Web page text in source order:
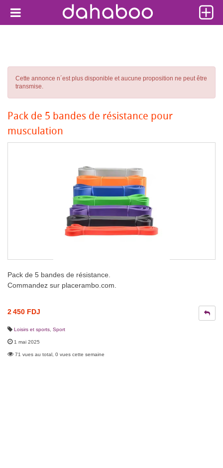
Cette annonce n´est plus disponible et aucune proposition ne peut être
transmise.
Pack de 5 bandes de résistance pour
musculation
Pack de 5 bandes de résistance.
Commandez sur placerambo.com.
2 450 FDJ
Loisirs et sports Sport
1 mai 2025
71 vues au total, 0 vues cette semaine